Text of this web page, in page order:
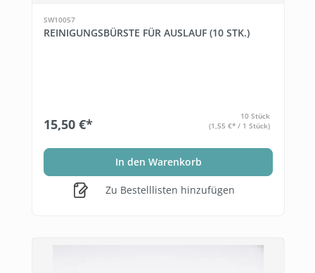
SW10057
REINIGUNGSBÜRSTE FÜR AUSLAUF (10 STK.)
15,50 €*
10 Stück
(1,55 €* / 1 Stück)
In den Warenkorb
Zu Bestelllisten hinzufügen